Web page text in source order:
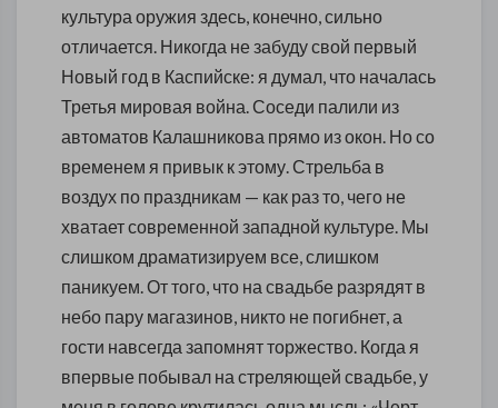
культура оружия здесь, конечно, сильно
отличается. Никогда не забуду свой первый
Новый год в Каспийске: я думал, что началась
Третья мировая война. Соседи палили из
автоматов Калашникова прямо из окон. Но со
временем я привык к этому. Стрельба в
воздух по праздникам — как раз то, чего не
хватает современной западной культуре. Мы
слишком драматизируем все, слишком
паникуем. От того, что на свадьбе разрядят в
небо пару магазинов, никто не погибнет, а
гости навсегда запомнят торжество. Когда я
впервые побывал на стреляющей свадьбе, у